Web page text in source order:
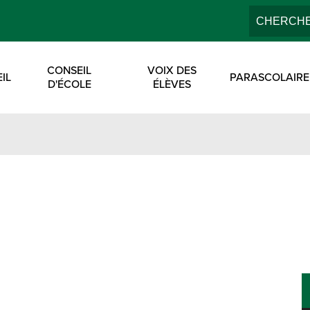
École Secondaire
CONSEIL
D'ÉCOLE
VOIX DES
ÉLÈVES
PARASCOLAIRE